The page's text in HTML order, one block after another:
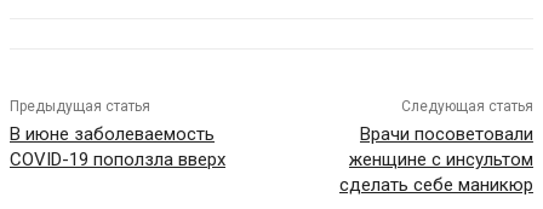
Предыдущая статья
В июне заболеваемость
COVID-19 поползла вверх
Следующая статья
Врачи посоветовали
женщине с инсультом
сделать себе маникюр